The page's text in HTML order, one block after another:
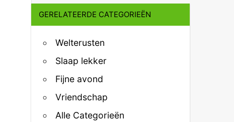
GERELATEERDE CATEGORIEËN
Welterusten
Slaap lekker
Fijne avond
Vriendschap
Alle Categorieën